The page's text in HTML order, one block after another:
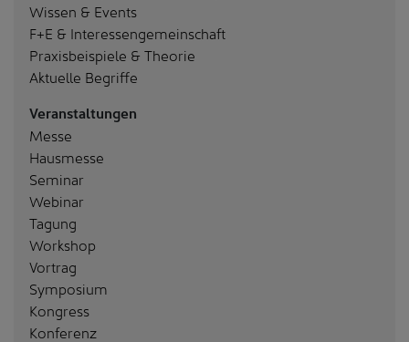
Wissen & Events
F+E & Interessengemeinschaft
Praxisbeispiele & Theorie
Aktuelle Begriffe
Veranstaltungen
Messe
Hausmesse
Seminar
Webinar
Tagung
Workshop
Vortrag
Symposium
Kongress
Konferenz